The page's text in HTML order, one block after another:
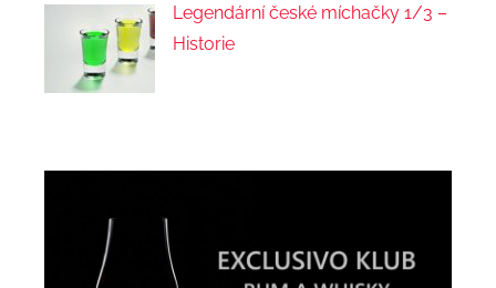
Legendární české míchačky 1/3 –
Historie